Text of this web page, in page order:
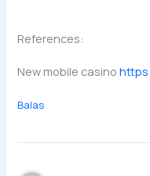
References:
New mobile casino
Balas